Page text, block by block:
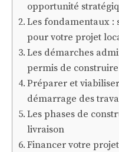
opportunité
Les fondamentaux
pour votre projet
Les démarches
permis de construire
Préparer et
démarrage des
Les phases de
livraison
Financer votre